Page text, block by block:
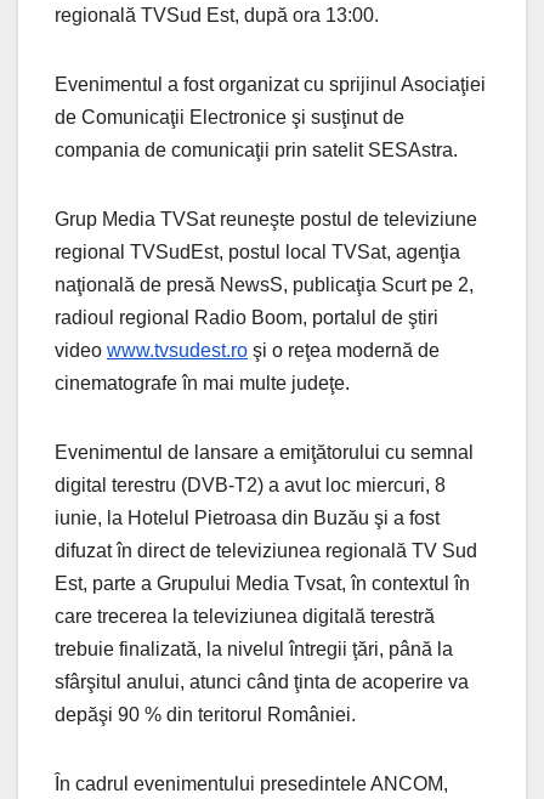
regională TVSud Est, după ora 13:00.
Evenimentul a fost organizat cu sprijinul Asociaţiei
de Comunicaţii Electronice şi susţinut de
compania de comunicaţii prin satelit SESAstra.
Grup Media TVSat reuneşte postul de televiziune
regional TVSudEst, postul local TVSat, agenţia
naţională de presă NewsS, publicaţia Scurt pe 2,
radioul regional Radio Boom, portalul de ştiri
video www.tvsudest.ro şi o reţea modernă de
cinematografe în mai multe judeţe.
Evenimentul de lansare a emiţătorului cu semnal
digital terestru (DVB-T2) a avut loc miercuri, 8
iunie, la Hotelul Pietroasa din Buzău şi a fost
difuzat în direct de televiziunea regională TV Sud
Est, parte a Grupului Media Tvsat, în contextul în
care trecerea la televiziunea digitală terestră
trebuie finalizată, la nivelul întregii ţări, până la
sfârşitul anului, atunci când ţinta de acoperire va
depăşi 90 % din teritorul României.
În cadrul evenimentului presedintele ANCOM,